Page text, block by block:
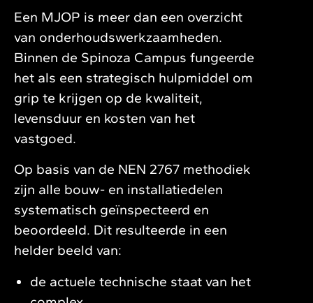
Een MJOP is meer dan een overzicht
van onderhoudswerkzaamheden.
Binnen de Spinoza Campus fungeerde
het als een strategisch hulpmiddel om
grip te krijgen op de kwaliteit,
levensduur en kosten van het
vastgoed.
Op basis van de NEN 2767 methodiek
zijn alle bouw- en installatiedelen
systematisch geïnspecteerd en
beoordeeld. Dit resulteerde in een
helder beeld van:
de actuele technische staat van het